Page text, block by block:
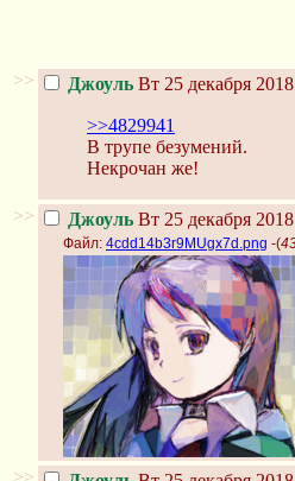
>> Джоуль Вт 25 декабря
>>4829941
В трупе безумений.
Некрочан же!
>> Джоуль Вт 25 декабря
Файл: 4cdd14b3r9MUgx7d.png -(
>>